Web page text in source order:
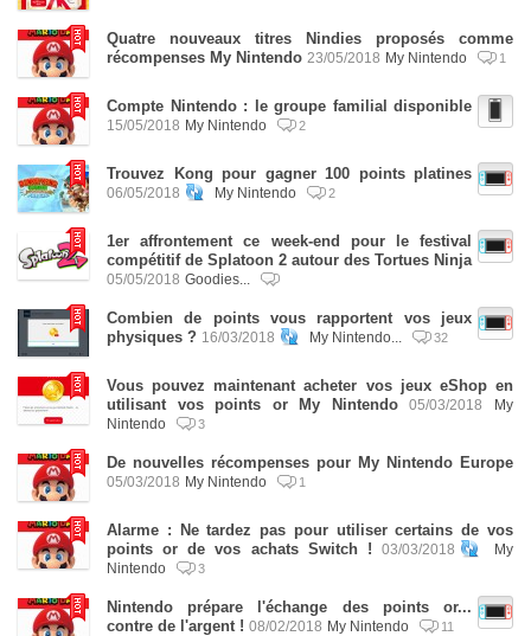
Quatre nouveaux titres Nindies proposés comme
récompenses My Nintendo 23/05/2018 My Nintendo 1
Compte Nintendo : le groupe familial disponible
15/05/2018 My Nintendo 2
Trouvez Kong pour gagner 100 points platines
06/05/2018 My Nintendo 2
1er affrontement ce week-end pour le festival
compétitif de Splatoon 2 autour des Tortues Ninja
05/05/2018 Goodies...
Combien de points vous rapportent vos jeux
physiques ? 16/03/2018 My Nintendo... 32
Vous pouvez maintenant acheter vos jeux eShop en
utilisant vos points or My Nintendo
05/03/2018
My
Nintendo
3
De nouvelles récompenses pour My Nintendo Europe
05/03/2018 My Nintendo 1
Alarme : Ne tardez pas pour utiliser certains de vos
points or de vos achats Switch !
03/03/2018
My
Nintendo
3
Nintendo prépare l'échange des points or...
contre de l'argent ! 08/02/2018 My Nintendo 11